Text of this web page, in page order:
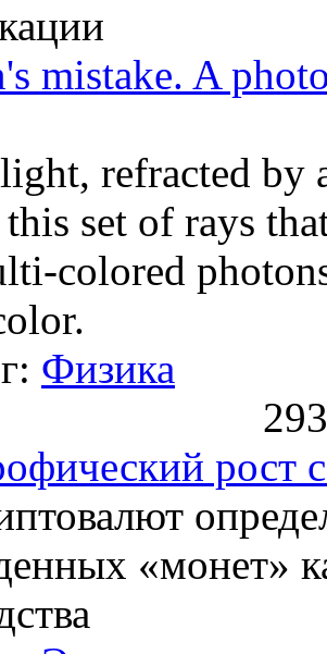
mistake. A
refracted by
set of rays
colored
Физика
рост
«монет»